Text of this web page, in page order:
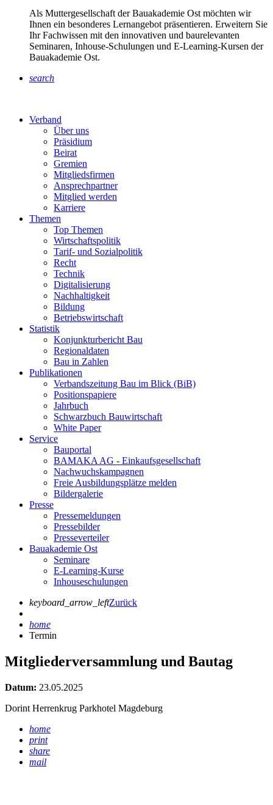
Als Muttergesellschaft der Bauakademie Ost möchten wir
Ihnen ein besonderes Lernangebot präsentieren. Erweitern Sie
Ihr Fachwissen mit den innovativen und baurelevanten
Seminaren, Inhouse-Schulungen und E-Learning-Kursen der
Bauakademie Ost.
search
Verband
Über uns
Präsidium
Beirat
Gremien
Mitgliedsfirmen
Ansprechpartner
Mitglied werden
Karriere
Themen
Top Themen
Wirtschaftspolitik
Tarif- und Sozialpolitik
Recht
Technik
Digitalisierung
Nachhaltigkeit
Bildung
Betriebswirtschaft
Statistik
Konjunkturbericht Bau
Regionaldaten
Bau in Zahlen
Publikationen
Verbandszeitung Bau im Blick (BiB)
Positionspapiere
Jahrbuch
Schwarzbuch Bauwirtschaft
White Paper
Service
Bauportal
BAMAKA AG - Einkaufsgesellschaft
Nachwuchskampagnen
Freie Ausbildungsplätze melden
Bildergalerie
Presse
Pressemeldungen
Pressebilder
Presseverteiler
Bauakademie Ost
Seminare
E-Learning-Kurse
Inhouseschulungen
keyboard_arrow_leftZurück
home
Termin
Mitgliederversammlung und Bautag
Datum: 23.05.2025
Dorint Herrenkrug Parkhotel Magdeburg
home
print
share
mail